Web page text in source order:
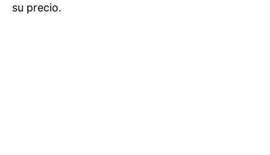
su precio.